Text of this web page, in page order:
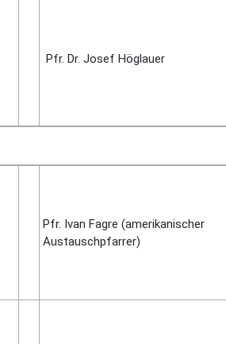
Pfr. Dr. Josef Hög­lauer
Pfr. Ivan Fagre (ameri­kani­scher
Aus­tausch­pfarrer)